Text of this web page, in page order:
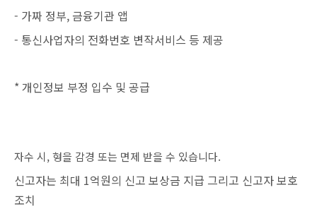
- 가짜 정부, 금융기관 앱
- 통신사업자의 전화번호 변작서비스 등 제공
* 개인정보 부정 입수 및 공급
자수 시, 형을 감경 또는 면제 받을 수 있습니다.
신고자는 최대 1억원의 신고 보상금 지급 그리고 신고자 보호
조치